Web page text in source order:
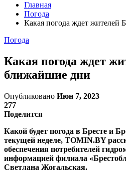
Главная
Погода
Какая погода ждет жителей
Погода
Какая погода ждет
ближайшие дни
Опубликовано Июн 7, 2023
277
Поделится
Какой будет погода в Бресте и
текущей неделе, TOMIN.BY
обеспечения потребителей
информацией филиала
Светлана Жогальская.